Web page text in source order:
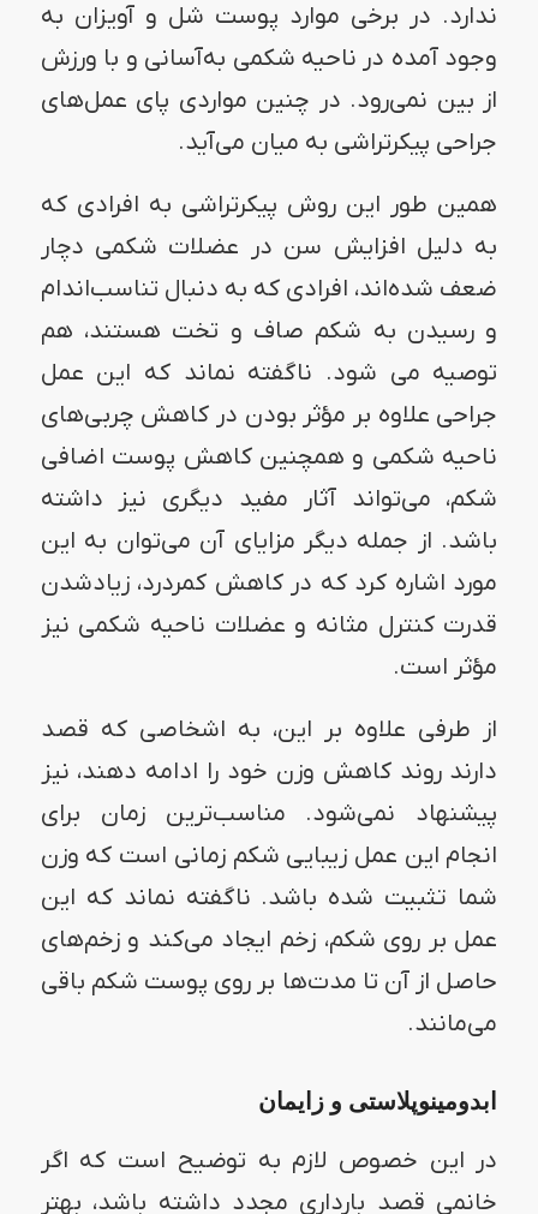
ندارد. در برخی موارد پوست شل و آویزان به
وجود آمده در ناحیه شکمی به‌آسانی و با ورزش
از بین نمی‌رود. در چنین مواردی پای عمل‌های
جراحی پیکرتراشی به میان می‌آید.
همین طور این روش پیکرتراشی به افرادی که
به دلیل افزایش سن در عضلات شکمی دچار
ضعف شده‌اند، افرادی که به دنبال تناسب‌اندام
و رسیدن به شکم صاف و تخت هستند، هم
توصیه می شود. ناگفته نماند که این عمل
جراحی علاوه بر مؤثر بودن در کاهش چربی‌های
ناحیه شکمی و همچنین کاهش پوست اضافی
شکم، می‌تواند آثار مفید دیگری نیز داشته
باشد. از جمله دیگر مزایای آن می‌توان به این
مورد اشاره کرد که در کاهش کمردرد، زیادشدن
قدرت کنترل مثانه و عضلات ناحیه شکمی نیز
مؤثر است.
از طرفی علاوه بر این، به اشخاصی که قصد
دارند روند کاهش وزن خود را ادامه دهند، نیز
پیشنهاد نمی‌شود. مناسب‌ترین زمان برای
انجام این عمل زیبایی شکم زمانی است که وزن
شما تثبیت شده باشد. ناگفته نماند که این
عمل بر روی شکم، زخم ایجاد می‌کند و زخم‌های
حاصل از آن تا مدت‌ها بر روی پوست شکم باقی
می‌مانند.
ابدومینوپلاستی و زایمان
در این خصوص لازم به توضیح است که اگر
خانمی قصد بارداری مجدد داشته باشد، بهتر